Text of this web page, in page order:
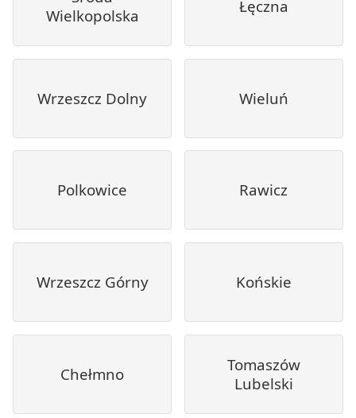
Wielkopolska
Łęczna
Wrzeszcz Dolny Wieluń
Polkowice Rawicz
Wrzeszcz Górny Końskie
Chełmno
Tomaszów
Lubelski